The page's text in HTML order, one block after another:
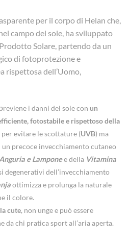
per il corpo di Helan che,
campo del sole, ha sviluppato
Solare, partendo da un
di fotoprotezione e
rispettosa dell’Uomo,
reviene i danni del sole con un
fotostabile e rispettoso della
per evitare le scottature (UVB) ma
precoce invecchiamento cutaneo
e Lamponee della Vitamina
degenerativi dell’invecchiamento
ottimizza e prolunga la naturale
il colore.
cute, non unge e può essere
da chi pratica sport all’aria aperta.